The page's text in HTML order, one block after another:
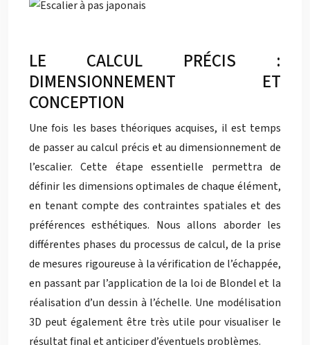
LE CALCUL PRÉCIS :
DIMENSIONNEMENT ET
CONCEPTION
Une fois les bases théoriques acquises, il est temps
de passer au calcul précis et au dimensionnement de
l’escalier. Cette étape essentielle permettra de
définir les dimensions optimales de chaque élément,
en tenant compte des contraintes spatiales et des
préférences esthétiques. Nous allons aborder les
différentes phases du processus de calcul, de la prise
de mesures rigoureuse à la vérification de l’échappée,
en passant par l’application de la loi de Blondel et la
réalisation d’un dessin à l’échelle. Une modélisation
3D peut également être très utile pour visualiser le
résultat final et anticiper d’éventuels problèmes.